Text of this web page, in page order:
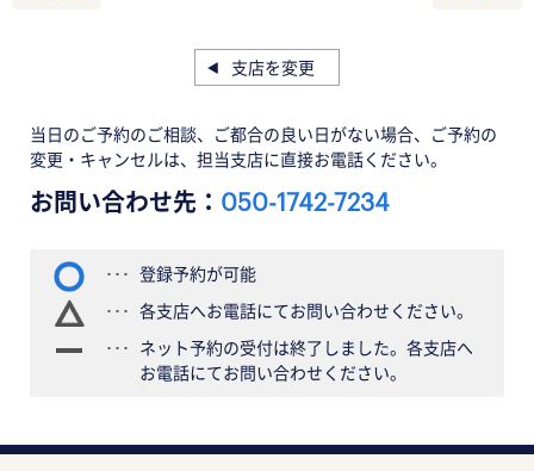
支店を変更
当日のご予約のご相談、ご都合の良い日がない場合、ご予約の
変更・キャンセルは、担当支店に直接お電話ください。
お問い合わせ先： 050-1742-7234
登録予約が可能
各支店へお電話にてお問い合わせください。
ネット予約の受付は終了しました。各支店へ
お電話にてお問い合わせください。